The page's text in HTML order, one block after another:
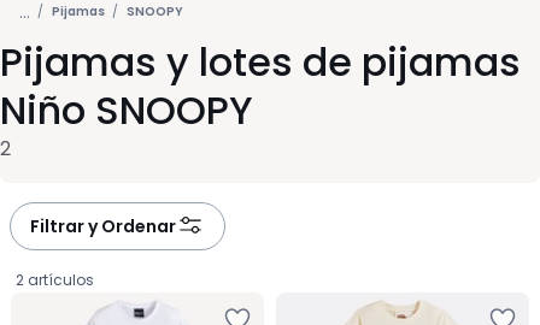
artículos
vistos
... Pijamas SNOOPY
Pijamas y lotes de pijamas
Niño SNOOPY
2
Filtrar y Ordenar
2 artículos